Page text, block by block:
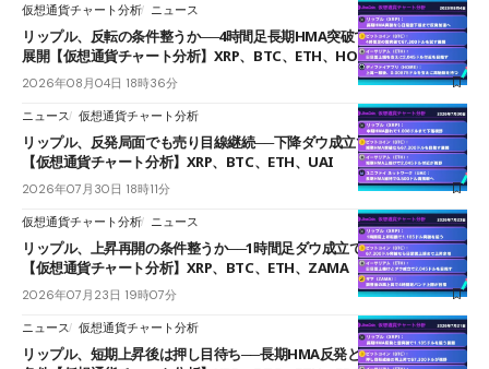
仮想通貨チャート分析 ニュース
リップル、反転の条件整うか──4時間足長期HMA突破で雲下端を目指す
展開【仮想通貨チャート分析】XRP、BTC、ETH、HOME
2026年08月04日 18時36分
ニュース 仮想通貨チャート分析
リップル、反発局面でも売り目線継続──下降ダウ成立で下値追う展開
【仮想通貨チャート分析】XRP、BTC、ETH、UAI
2026年07月30日 18時11分
仮想通貨チャート分析 ニュース
リップル、上昇再開の条件整うか──1時間足ダウ成立で1.185ドルを狙う
【仮想通貨チャート分析】XRP、BTC、ETH、ZAMA
2026年07月23日 19時07分
ニュース 仮想通貨チャート分析
リップル、短期上昇後は押し目待ち──長期HMA反発と雲上抜けが買い